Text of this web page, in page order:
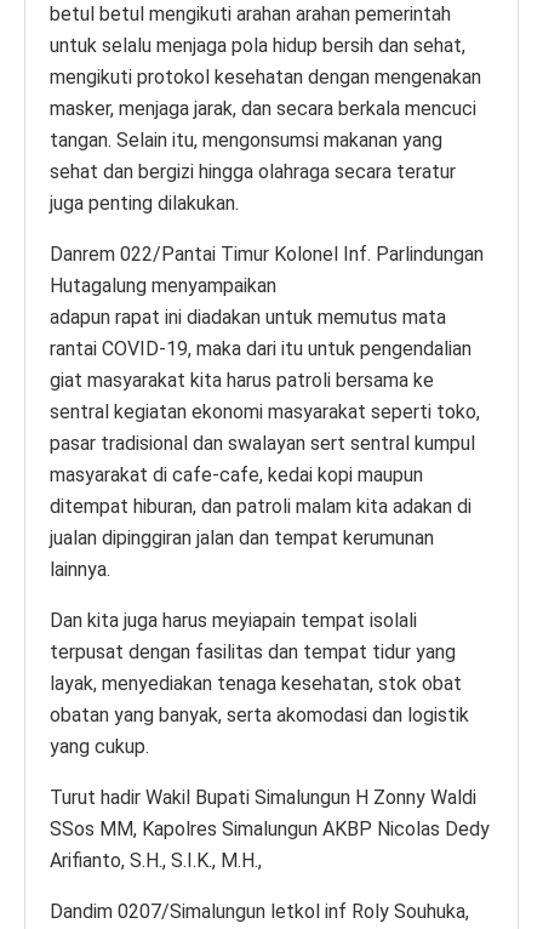
betul betul mengikuti arahan arahan pemerintah
untuk selalu menjaga pola hidup bersih dan sehat,
mengikuti protokol kesehatan dengan mengenakan
masker, menjaga jarak, dan secara berkala mencuci
tangan. Selain itu, mengonsumsi makanan yang
sehat dan bergizi hingga olahraga secara teratur
juga penting dilakukan.
Danrem 022/Pantai Timur Kolonel Inf. Parlindungan
Hutagalung menyampaikan
adapun rapat ini diadakan untuk memutus mata
rantai COVID-19, maka dari itu untuk pengendalian
giat masyarakat kita harus patroli bersama ke
sentral kegiatan ekonomi masyarakat seperti toko,
pasar tradisional dan swalayan sert sentral kumpul
masyarakat di cafe-cafe, kedai kopi maupun
ditempat hiburan, dan patroli malam kita adakan di
jualan dipinggiran jalan dan tempat kerumunan
lainnya.
Dan kita juga harus meyiapain tempat isolali
terpusat dengan fasilitas dan tempat tidur yang
layak, menyediakan tenaga kesehatan, stok obat
obatan yang banyak, serta akomodasi dan logistik
yang cukup.
Turut hadir Wakil Bupati Simalungun H Zonny Waldi
SSos MM, Kapolres Simalungun AKBP Nicolas Dedy
Arifianto, S.H., S.I.K., M.H.,
Dandim 0207/Simalungun letkol inf Roly Souhuka,